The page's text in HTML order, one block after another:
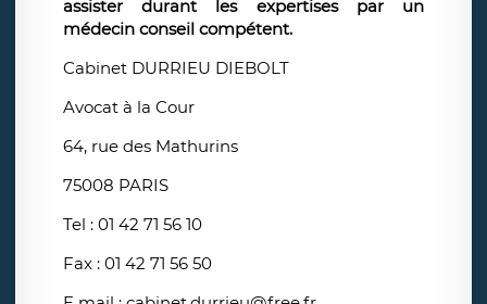
assister durant les expertises par un
médecin conseil compétent.
Cabinet DURRIEU DIEBOLT
Avocat à la Cour
64, rue des Mathurins
75008 PARIS
Tel : 01 42 71 56 10
Fax : 01 42 71 56 50